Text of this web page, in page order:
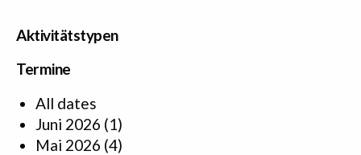
Aktivitätstypen
Termine
All dates
Juni 2026 (1)
Mai 2026 (4)